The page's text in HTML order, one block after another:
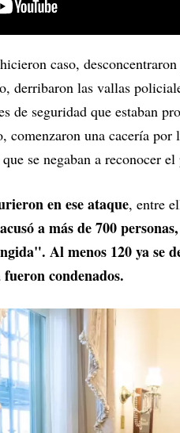
caso,
derribaron las vallas
de seguridad que estaban
comenzaron una cacería
se negaban a reconocer
en ese ataque, entre
a más de 700
Al menos 120 ya se
condenados.